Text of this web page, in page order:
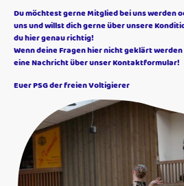
Du möchtest gerne Mitglied bei uns werden
uns und willst dich gerne über unsere
du hier genau richtig!
Wenn deine Fragen hier nicht geklärt
eine Nachricht über unser Kontaktformular!
Euer PSG der freien Voltigierer